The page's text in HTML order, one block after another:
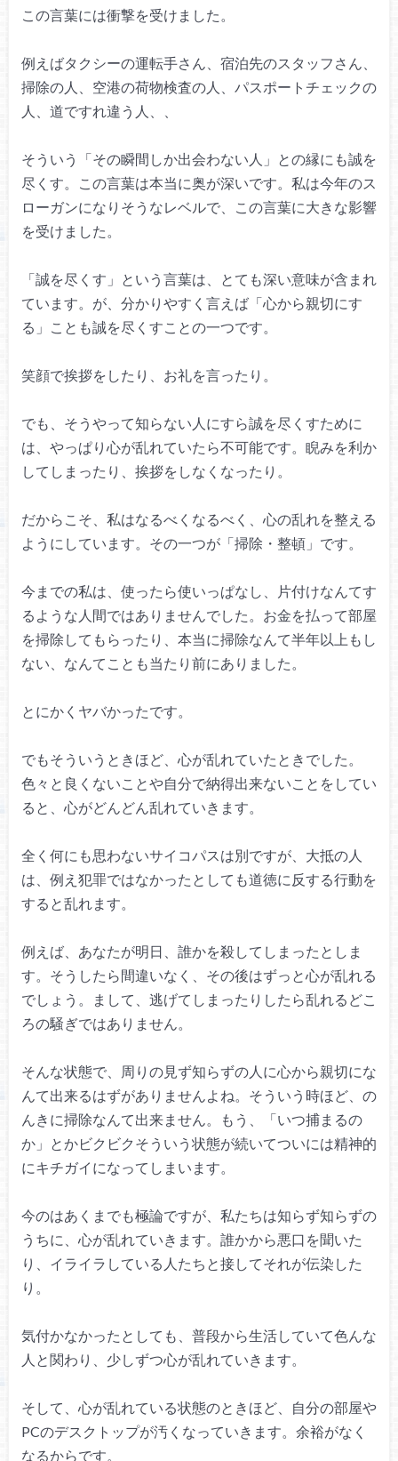
この言葉には衝撃を受けました。
例えばタクシーの運転手さん、 宿泊先のスタッフさん、
掃除の人、 空港の荷物検査の人、 パスポートチェックの
人、 道ですれ違う人、、
そういう「その瞬間しか出会わない人」 との縁にも誠を
尽くす。
この言葉は本当に奥が深いです。 私は今年のス
ローガンになりそうなレベルで、
この言葉に大きな影響
を受けました。
「誠を尽くす」という言葉は、
とても深い意味が含まれ
ています。 が、分かりやすく言えば「心から親切にす
る」 ことも誠を尽くすことの一つです。
笑顔で挨拶をしたり、お礼を言ったり。
でも、そうやって知らない人にすら誠を尽くすために
は、やっぱり 心が乱れていたら不可能です。 睨みを利か
してしまったり、 挨拶をしなくなったり。
だからこそ、私はなるべくなるべく、 心の乱れを整える
ようにしています。 その一つが「掃除・整頓」です。
今までの私は、使ったら使いっぱなし、
片付けなんてす
るような人間ではありませんでした。 お金を払って部屋
を掃除してもらったり、 本当に掃除なんて半年以上もし
ない、 なんてことも当たり前にありました。
とにかくヤバかったです。
でもそういうときほど、 心が乱れていたときでした。
色々と良くないことや自分で納得出来ないことをしてい
ると、 心がどんどん乱れていきます。
全く何にも思わないサイコパスは別ですが、 大抵の人
は、例え犯罪ではなかったとしても道徳に反する行動を
すると乱れます。
例えば、あなたが明日、 誰かを殺してしまったとしま
す。 そうしたら間違いなく、 その後はずっと心が乱れる
でしょう。
まして、逃げてしまったりしたら乱れるどこ
ろの騒ぎではありません。
そんな状態で、周りの見ず知らずの人に心から親切にな
んて出来るはずがありませんよね。 そういう時ほど、 の
んきに掃除なんて出来ません。
もう、「いつ捕まるの
か」とかビクビクそういう状態が続いてついには精神的
にキチガイになってしまいます。
今のはあくまでも極論ですが、 私たちは知らず知らずの
うちに、 心が乱れていきます。 誰かから悪口を聞いた
り、 イライラしている人たちと接してそれが伝染した
り。
気付かなかったとしても、 普段から生活していて色んな
人と関わり、 少しずつ心が乱れていきます。
そして、 心が乱れている状態のときほど、
自分の部屋や
PCのデスクトップが汚くなっていきます。 余裕がなく
なるからです。